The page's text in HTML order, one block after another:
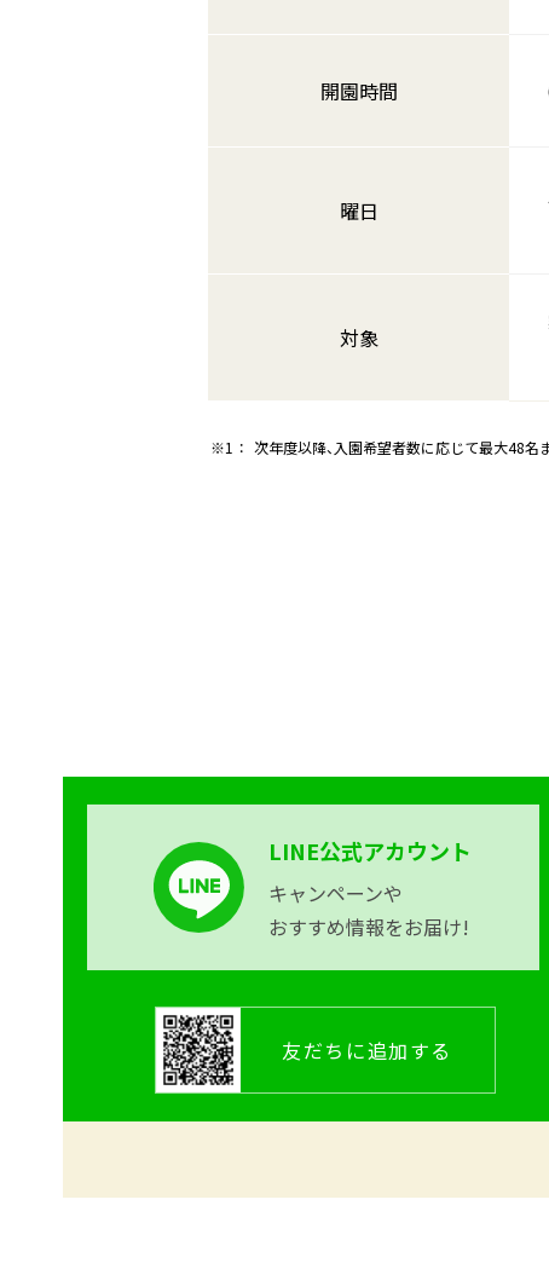
開園時間
曜日
対象
次年度以降、入園希望者数に応じて最大48名
LINE公式アカウント
キャンペーンや
おすすめ情報をお届け!
友だちに追加する